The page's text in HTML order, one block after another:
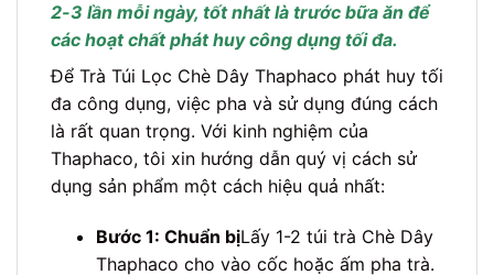
2-3 lần mỗi ngày, tốt nhất là trước bữa ăn để
các hoạt chất phát huy công dụng tối đa.
Để Trà Túi Lọc Chè Dây Thaphaco phát huy tối
đa công dụng, việc pha và sử dụng đúng cách
là rất quan trọng. Với kinh nghiệm của
Thaphaco, tôi xin hướng dẫn quý vị cách sử
dụng sản phẩm một cách hiệu quả nhất:
Bước 1: Chuẩn bịLấy 1-2 túi trà Chè Dây
Thaphaco cho vào cốc hoặc ấm pha trà.